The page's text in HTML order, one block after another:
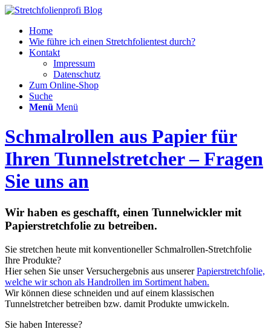
Home
Wie führe ich einen Stretchfolientest durch?
Kontakt
Impressum
Datenschutz
Zum Online-Shop
Suche
Menü Menü
Schmalrollen aus Papier für
Ihren Tunnelstretcher – Fragen
Sie uns an
Wir haben es geschafft, einen Tunnelwickler mit
Papierstretchfolie zu betreiben.
Sie stretchen heute mit konventioneller Schmalrollen-Stretchfolie
Ihre Produkte?
Hier sehen Sie unser Versuchergebnis aus unsererPapierstretchfolie,
welche wir schon als Handrollen im Sortiment haben.
Wir können diese schneiden und auf einem klassischen
Tunnelstretcher betreiben bzw. damit Produkte umwickeln.
Sie haben Interesse?